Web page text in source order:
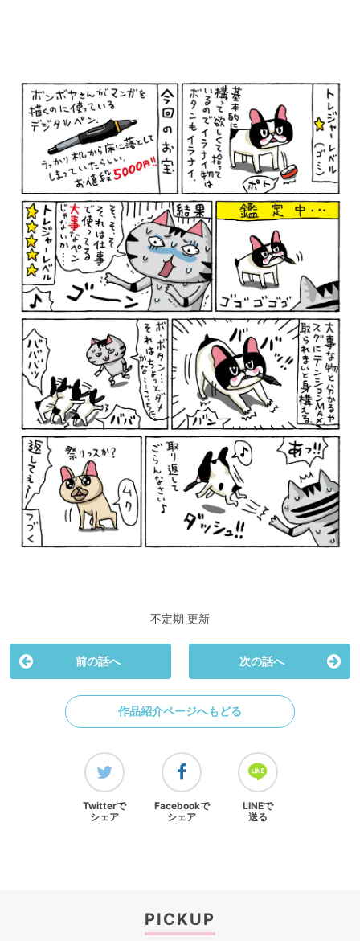
不定期 更新
前の話へ 次の話へ
作品紹介ページへもどる
Twitterで
シェア
Facebookで
シェア
LINEで
送る
PICKUP